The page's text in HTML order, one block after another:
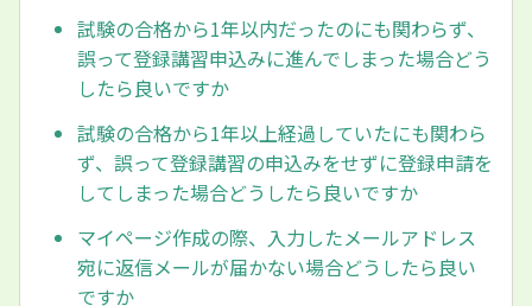
試験の合格から1年以内だったのにも関わらず、
誤って登録講習申込みに進んでしまった場合どう
したら良いですか
試験の合格から1年以上経過していたにも関わら
ず、誤って登録講習の申込みをせずに登録申請を
してしまった場合どうしたら良いですか
マイページ作成の際、入力したメールアドレス
宛に返信メールが届かない場合どうしたら良い
ですか